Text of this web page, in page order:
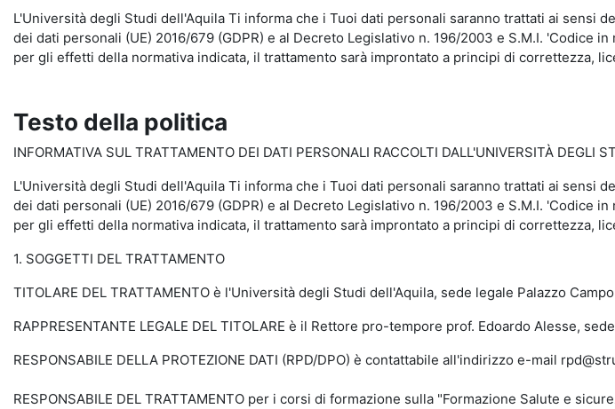
L'Università degli Studi dell'Aquila Ti informa che i Tuoi dati personali saranno trattati ai sensi
dei dati personali (UE) 2016/679 (GDPR) e al Decreto Legislativo n. 196/2003 e S.M.I. 'Codice
per gli effetti della normativa indicata, il trattamento sarà improntato a principi di correttezza,
Testo della politica
INFORMATIVA SUL TRATTAMENTO DEI DATI PERSONALI RACCOLTI DALL'UNIVERSITÀ DEGLI
L'Università degli Studi dell'Aquila Ti informa che i Tuoi dati personali saranno trattati ai sensi
dei dati personali (UE) 2016/679 (GDPR) e al Decreto Legislativo n. 196/2003 e S.M.I. 'Codice
per gli effetti della normativa indicata, il trattamento sarà improntato a principi di correttezza,
1. SOGGETTI DEL TRATTAMENTO
TITOLARE DEL TRATTAMENTO è l'Università degli Studi dell'Aquila, sede legale Palazzo
RAPPRESENTANTE LEGALE DEL TITOLARE è il Rettore pro-tempore prof. Edoardo Alesse,
RESPONSABILE DELLA PROTEZIONE DATI (RPD/DPO) è contattabile all'indirizzo e-mail
RESPONSABILE DEL TRATTAMENTO per i corsi di formazione sulla "Formazione Salute e